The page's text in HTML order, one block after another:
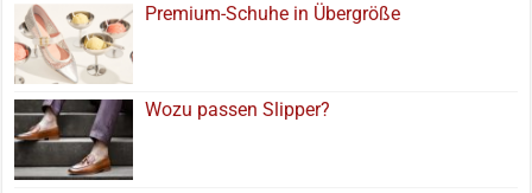
Premium-Schuhe in Übergröße
Wozu passen Slipper?